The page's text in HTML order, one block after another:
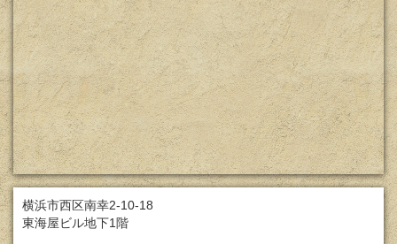
横浜市西区南幸2-10-18
東海屋ビル地下1階